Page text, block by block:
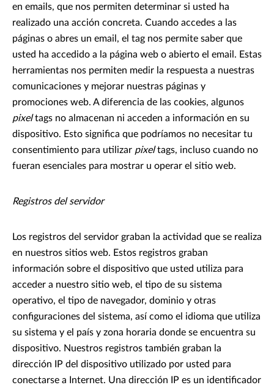
en emails, que nos permiten determinar si usted ha
realizado una acción concreta. Cuando accedes a las
páginas o abres un email, el tag nos permite saber que
usted ha accedido a la página web o abierto el email. Estas
herramientas nos permiten medir la respuesta a nuestras
comunicaciones y mejorar nuestras páginas y
promociones web. A diferencia de las cookies, algunos
pixeltags no almacenan ni acceden a información en su
dispositivo. Esto significa que podríamos no necesitar tu
consentimiento para utilizar pixeltags, incluso cuando no
fueran esenciales para mostrar u operar el sitio web.
Registros del servidor
Los registros del servidor graban la actividad que se realiza
en nuestros sitios web. Estos registros graban
información sobre el dispositivo que usted utiliza para
acceder a nuestro sitio web, el tipo de su sistema
operativo, el tipo de navegador, dominio y otras
configuraciones del sistema, así como el idioma que utiliza
su sistema y el país y zona horaria donde se encuentra su
dispositivo. Nuestros registros también graban la
dirección IP del dispositivo utilizado por usted para
conectarse a Internet. Una dirección IP es un identificador